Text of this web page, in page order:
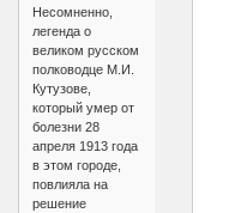
Несомненно,
легенда о
великом русском
полководце М.И.
Кутузове,
который умер от
болезни 28
апреля 1913 года
в этом городе,
повлияла на
решение